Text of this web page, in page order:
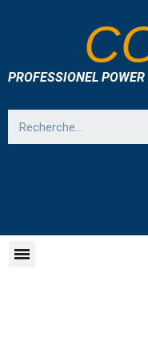
PROFESSIONEL